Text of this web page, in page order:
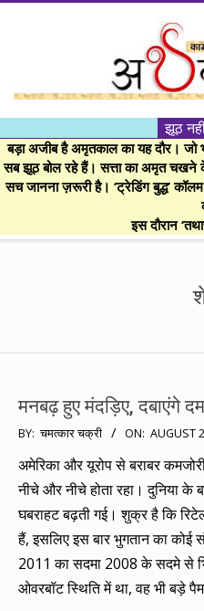
।।
BE
झूठ
बड़ा अजीब है अमृतकाल का यह दौर। जो
सब झूठ बोल रहे हैं। सत्ता का अमृत चखने
सच जानना ज़रूरी है। ‘ट्रेडिंग बुद्ध’
इस दौरान
मनबढ़ हुए मंदड़िए, दबाएंगे
2011-
08-
21
BY: चमत्कार चक्री ON: AUGUST
अमेरिका और यूरोप से बराबर
नीचे और नीचे होता रहा। दुनिया के
घबराहट बढ़ती गई। शुक्र है कि
हैं, इसलिए इस बार भुगतान का
2011 का सदमा 2008 के सदमे से
ओवरबॉट स्थिति में था, वह भी बड़े